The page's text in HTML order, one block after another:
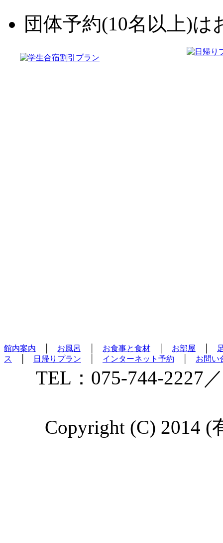
団体予約(10名以上)は
館内案内 お風呂 お食事と食材 お部屋
ス
日帰りプラン インターネット予約 お問い
TEL：075-744-2227
Copyright (C) 2014 (